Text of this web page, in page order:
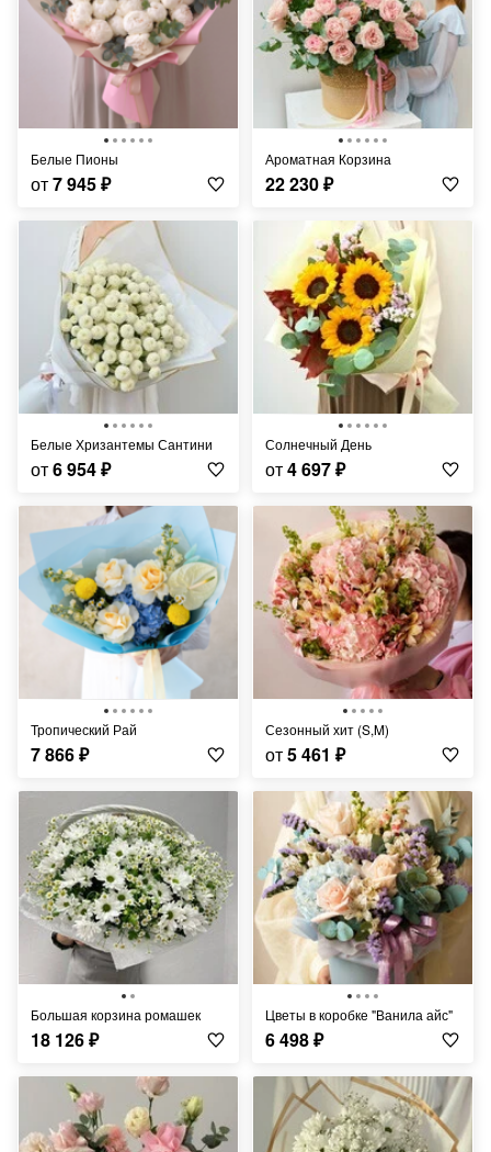
Белые Пионы
от7 945₽
Ароматная Корзина
22 230₽
Белые Хризантемы Сантини
от6 954₽
Солнечный День
от4 697₽
Тропический Рай
7 866₽
Сезонный хит (S,M)
от5 461 ₽
Большая корзина ромашек
18 126₽
Цветы в коробке "Ванила айс"
6 498₽